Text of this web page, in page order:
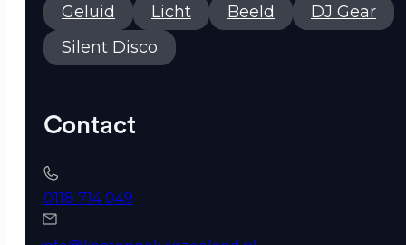
Geluid Licht Beeld
DJ Gear
Silent Disco
Contact
0118 714 049